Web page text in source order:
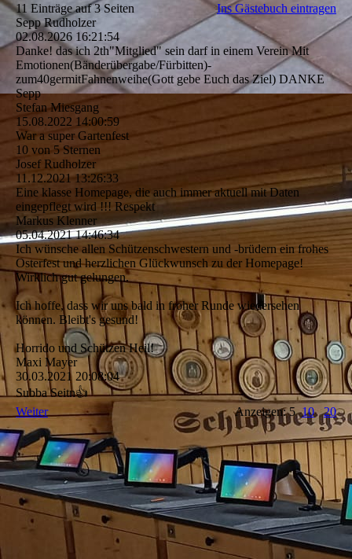
11 Einträge auf 3 Seiten
Ins Gästebuch eintragen
Sepp Rudholzer
02.08.2026 16:21:54
Danke! das ich 2th"Mitglied" sein darf in einem Verein Mit
Emotionen(­Bä­nderü­bergabe/­Fü­rbitten)­
zum40germitFahnenweihe(­Gott gebe Euch das Ziel) DANKE
Sepp
Stefan Miesgang
15.08.2022 14:00:59
War a super Gartenfest
10 von 5 Sternen
Josef Rudholzer
11.12.2021 13:26:33
Eine klasse Homepage, die auch immer aktuell mit Daten
eingepflegt wird !!! Respekt
Markus Klenner
05.04.2021 14:46:34
Ich wünsche allen Schützenschwestern und -brüdern ein frohes
Osterfest und herzlichen Glückwunsch zu der Homepage!
Wirklich gut gelungen.
Ich hoffe, dass wir uns bald in froher Runde wiedersehen
können. Bleibt's gesund!
Horrido und Schützen Heil!
Maxi Mayer
30.03.2021 20:08:04
Subba Seitn👍
Weiter
Anzeigen: 510 20